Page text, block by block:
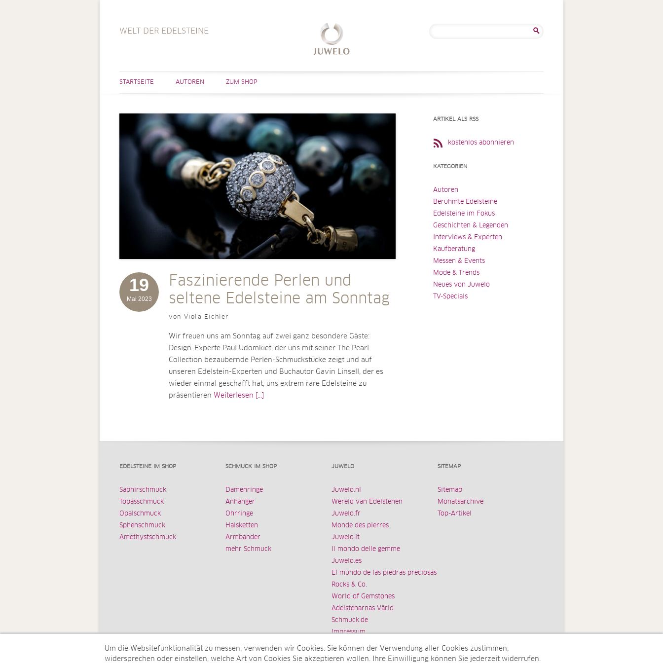
WELT DER EDELSTEINE
STARTSEITE AUTOREN ZUM SHOP
19
Mai 2023
Faszinierende Perlen und
seltene Edelsteine am Sonntag
von Viola Eichler
Wir freuen uns am Sonntag auf zwei ganz besondere Gäste:
Design-Experte Paul Udomkiet, der uns mit seiner The Pearl
Collection bezaubernde Perlen-Schmuckstücke zeigt und auf
unseren Edelstein-Experten und Buchautor Gavin Linsell, der es
wieder einmal geschafft hat, uns extrem rare Edelsteine zu
präsentieren Weiterlesen [...]
ARTIKEL ALS RSS
kostenlos abonnieren
KATEGORIEN
Autoren
Berühmte Edelsteine
Edelsteine im Fokus
Geschichten & Legenden
Interviews & Experten
Kaufberatung
Messen & Events
Mode & Trends
Neues von Juwelo
TV-Specials
EDELSTEINE IM SHOP
Saphirschmuck
Topasschmuck
Opalschmuck
Sphenschmuck
Amethystschmuck
SCHMUCK IM SHOP
Damenringe
Anhänger
Ohrringe
Halsketten
Armbänder
mehr Schmuck
JUWELO
Juwelo.nl
Wereld van Edelstenen
Juwelo.fr
Monde des pierres
Juwelo.it
Il mondo delle gemme
Juwelo.es
El mundo de las piedras preciosas
Rocks & Co.
World of Gemstones
Ädelstenarnas Värld
Schmuck.de
Impressum
SITEMAP
Sitemap
Monatsarchive
Top-Artikel
Um die Websitefunktionalität zu messen, verwenden wir Cookies. Sie können der Verwendung aller Cookies zustimmen,
widersprechen oder einstellen, welche Art von Cookies Sie akzeptieren wollen. Ihre Einwilligung können Sie jederzeit widerrufen.